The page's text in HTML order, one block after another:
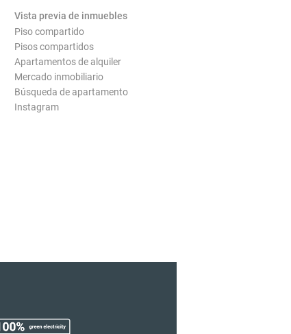
Vista previa de inmuebles
Piso compartido
Pisos compartidos
Apartamentos de alquiler
Mercado inmobiliario
Búsqueda de apartamento
Instagram